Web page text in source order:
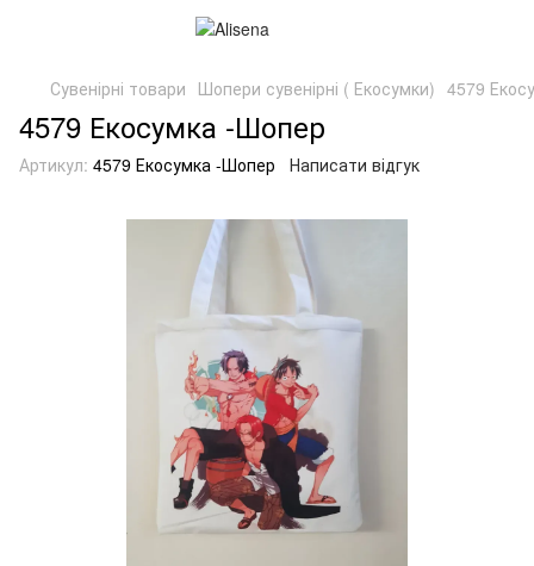
Сувенірні товари Шопери сувенірні ( Екосумки) 4579
4579 Екосумка -Шопер
Артикул: 4579 Екосумка -Шопер Написати відгук